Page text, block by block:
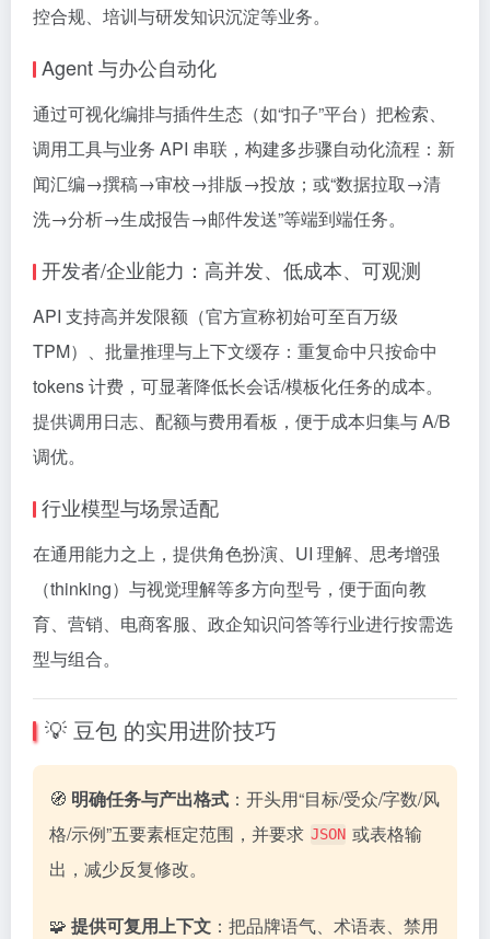
控合规、培训与研发知识沉淀等业务。
Agent 与办公自动化
通过可视化编排与插件生态（如“扣子”平台）把检索、
调用工具与业务 API 串联，构建多步骤自动化流程：新
闻汇编→撰稿→审校→排版→投放；或“数据拉取→清
洗→分析→生成报告→邮件发送”等端到端任务。
开发者/企业能力：高并发、低成本、可观测
API 支持高并发限额（官方宣称初始可至百万级
TPM）、批量推理与上下文缓存：重复命中只按命中
tokens 计费，可显著降低长会话/模板化任务的成本。
提供调用日志、配额与费用看板，便于成本归集与 A/B
调优。
行业模型与场景适配
在通用能力之上，提供角色扮演、UI 理解、思考增强
（thinking）与视觉理解等多方向型号，便于面向教
育、营销、电商客服、政企知识问答等行业进行按需选
型与组合。
💡 豆包 的实用进阶技巧
🧭 明确任务与产出格式 ：开头用“目标/受众/字数/风
格/示例”五要素框定范围，并要求 JSON 或表格输
出，减少反复修改。
🧩 提供可复用上下文 ：把品牌语气、术语表、禁用